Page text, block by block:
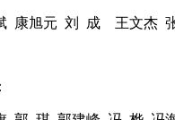
康旭元 刘 成 王文杰